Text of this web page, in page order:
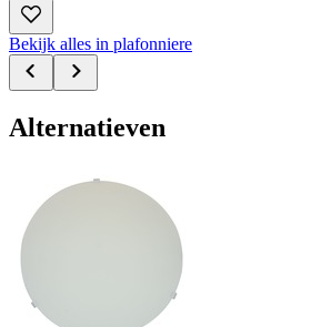
Bekijk alles in plafonniere
Alternatieven